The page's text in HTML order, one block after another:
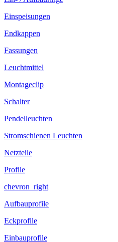
Einspeisungen
Endkappen
Fassungen
Leuchtmittel
Montageclip
Schalter
Pendelleuchten
Stromschienen Leuchten
Netzteile
Profile
chevron_right
Aufbauprofile
Eckprofile
Einbauprofile